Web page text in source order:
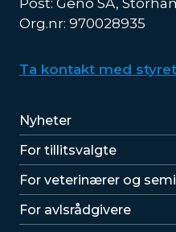
Post: Geno SA,
Org.nr: 970028935
Ta kontakt med
Lenker
Nyheter
For tillitsvalgte
For veterinærer og
For avlsrådgivere